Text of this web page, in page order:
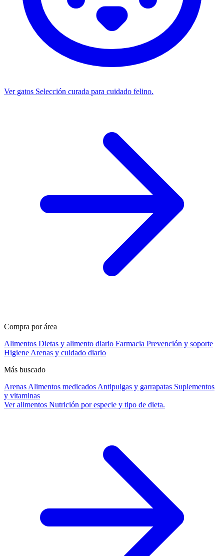
Ver gatos Selección curada para cuidado felino.
Compra por área
Alimentos Dietas y alimento diario Farmacia Prevención y soporte
Higiene Arenas y cuidado diario
Más buscado
Arenas Alimentos medicados Antipulgas y garrapatas Suplementos
y vitaminas
Ver alimentos Nutrición por especie y tipo de dieta.